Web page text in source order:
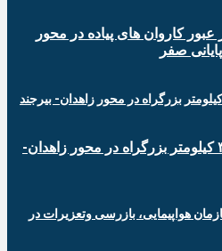
عبور کاروان های پیاده در محور
صفر
تلاش بی وقفه برای ساخت ۳۶ کیلومتر بزرگراه در محور زاهدان-